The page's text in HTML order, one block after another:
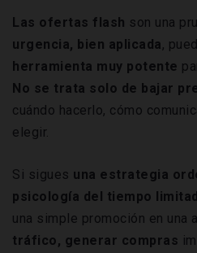
Las ofertas flash son una
urgencia, bien aplicada,
herramienta muy potente
No se trata solo de bajar
cuándo hacerlo, cómo
elegir.
Si sigues una estrategia
psicología del tiempo
una simple promoción en una
tráfico, generar compras